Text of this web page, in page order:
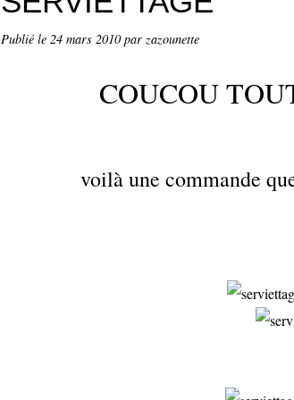
Publié le 24 mars 2010par zazounette
COUCOU
voilà une commande